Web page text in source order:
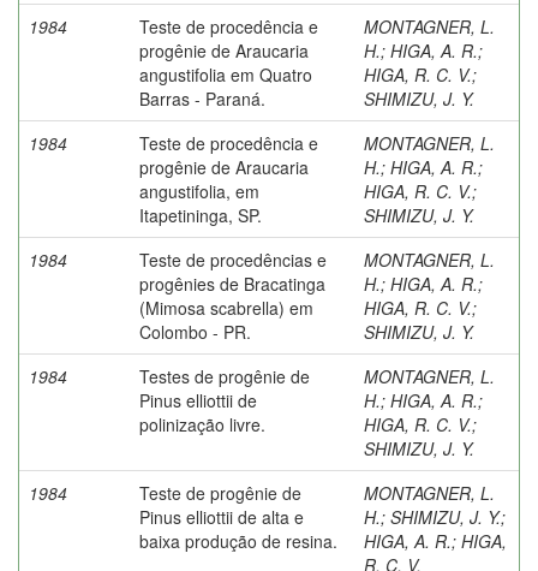
1984
Teste de procedência e
progênie de Araucaria
angustifolia em Quatro
Barras - Paraná.
MONTAGNER, L.
H.; HIGA, A. R.;
HIGA, R. C. V.;
SHIMIZU, J. Y.
1984
Teste de procedência e
progênie de Araucaria
angustifolia, em
Itapetininga, SP.
MONTAGNER, L.
H.; HIGA, A. R.;
HIGA, R. C. V.;
SHIMIZU, J. Y.
1984
Teste de procedências e
progênies de Bracatinga
(Mimosa scabrella) em
Colombo - PR.
MONTAGNER, L.
H.; HIGA, A. R.;
HIGA, R. C. V.;
SHIMIZU, J. Y.
1984
Testes de progênie de
Pinus elliottii de
polinização livre.
MONTAGNER, L.
H.; HIGA, A. R.;
HIGA, R. C. V.;
SHIMIZU, J. Y.
1984
Teste de progênie de
Pinus elliottii de alta e
baixa produção de resina.
MONTAGNER, L.
H.; SHIMIZU, J. Y.;
HIGA, A. R.; HIGA,
R. C. V.